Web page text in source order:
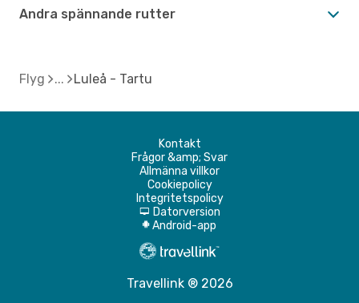
Andra spännande rutter
Flyg Luleå - Tartu
Kontakt
Frågor &amp; Svar
Allmänna villkor
Cookiepolicy
Integritetspolicy
d Datorversion
A Android-app
Travellink ® 2026